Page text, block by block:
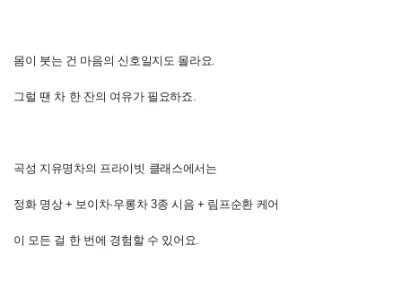
몸이 붓는 건 마음의 신호일지도 몰라요.
그럴 땐 차 한 잔의 여유가 필요하죠.
곡성 지유명차의 프라이빗 클래스에서는
정화 명상 + 보이차·우롱차 3종 시음 + 림프순환 케어
이 모든 걸 한 번에 경험할 수 있어요.